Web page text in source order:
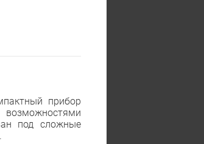
прибор
под сложные